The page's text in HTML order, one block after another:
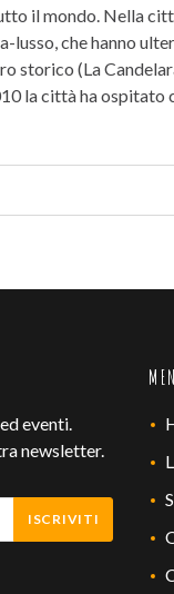
il mondo. Nella
lusso, che hanno
storico (La
la città ha ospitato
eventi.
newsletter.
ISCRIVITI